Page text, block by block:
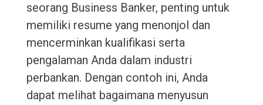
seorang Business Banker, penting untuk
memiliki resume yang menonjol dan
mencerminkan kualifikasi serta
pengalaman Anda dalam industri
perbankan. Dengan contoh ini, Anda
dapat melihat bagaimana menyusun